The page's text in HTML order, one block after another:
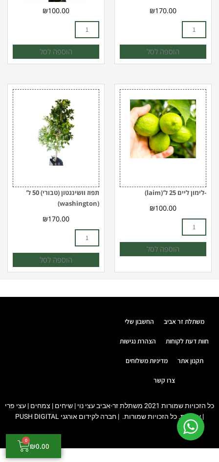
₪170.00
הוספה לסל
₪100.00
הוספה לסל
-לימון ליים 25 ל'(laim)
₪100.00
כמות
של
-
לימון
ליים
25
ל'(laim)
הוספה לסל
תפוז וושינגטון (טבורי) 50 ל'
(washington)
₪170.00
כמות
של
תפוז
וושינגטון
(טבורי)
50
ל'
(washington)
הוספה לסל
משתלת זר אביב החשבון שלי
חוות דעת לקוחות הצהרת נגישות
תקנון אתר מדיניות משלוחים
צרו קשר
כל הזכויות שמורות 2021 משתלת זר-אביב עצי נוי | שיחים | צמחים | עצי פרי
| עצי זית. כל הזכויות שמורות. | חברה לקידום אורגני
₪0.00
0
עגלת
קניות